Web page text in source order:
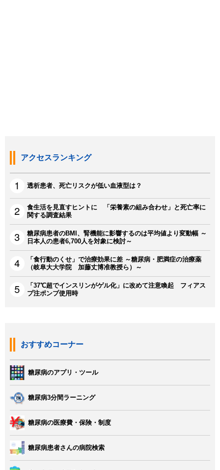
アクセスランキング
透析患者、死亡リスクが低い血液型は？
食生活を見直すヒントに 「栄養素の組み合わせ」と死亡率に
関する調査結果
糖尿病患者のBMI、腎機能に影響するのは平均値より変動幅 ～
日本人の患者6,700人を対象に検討～
「食行動のくせ」で治療効果に差 ～糖尿病・肥満症の治療薬
（岐阜大大学院 加藤丈博准教授ら）～
「37℃超でインスリンがゲル化」に改めて注意喚起 フィアス
プ注ポンプ使用時
おすすめコーナー
糖尿病のアプリ・ツール
糖尿病3分間ラーニング
糖尿病の医療費・保険・制度
糖尿病患者さんの病院検索